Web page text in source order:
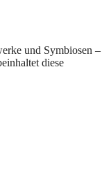
und Symbiosen –
diese